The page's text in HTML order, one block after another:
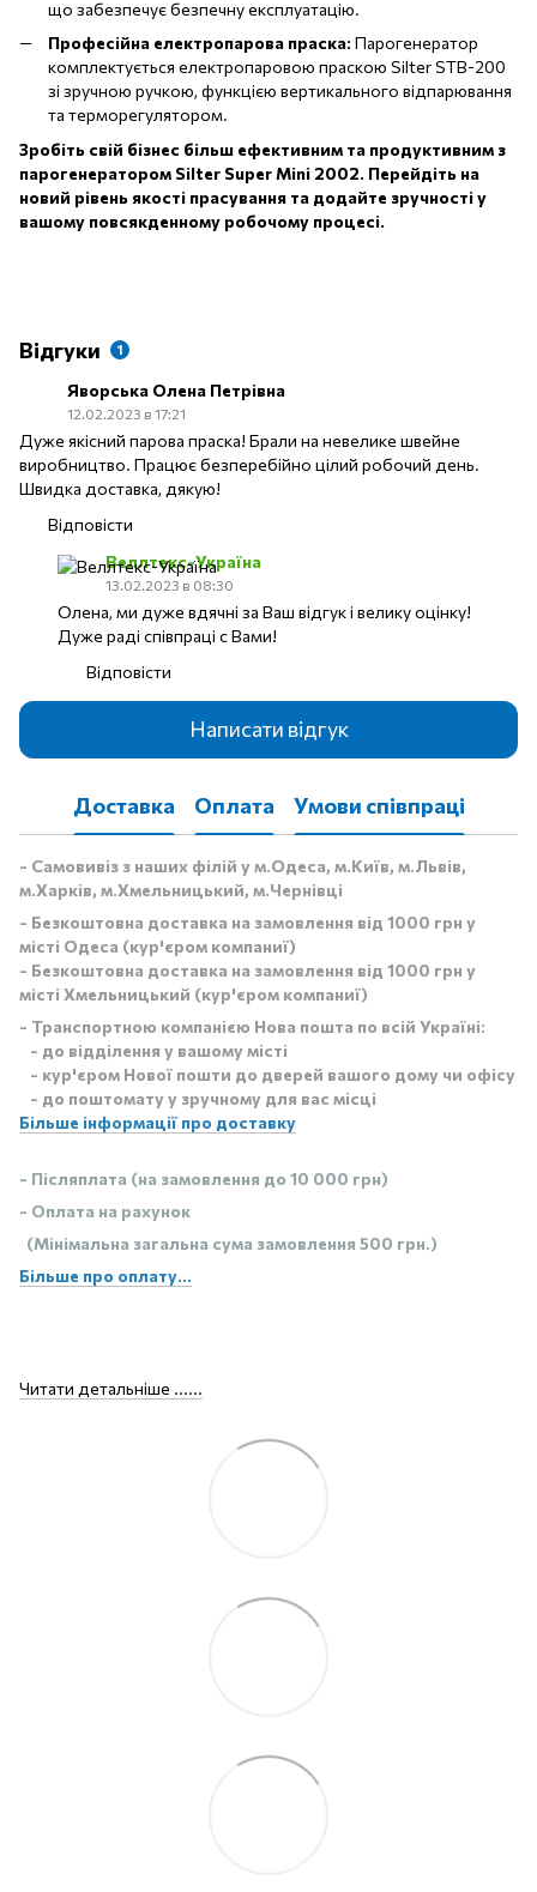
що забезпечує безпечну експлуатацію.
Професійна електропарова праска: Парогенератор
комплектується електропаровою праскою Silter STB-200
зі зручною ручкою, функцією вертикального відпарювання
та терморегулятором.
Зробіть свій бізнес більш ефективним та продуктивним з
парогенератором Silter Super Mini 2002. Перейдіть на
новий рівень якості прасування та додайте зручності у
вашому повсякденному робочому процесі.
Відгуки 1
Яворська Олена Петрівна
12.02.2023 в 17:21
Дуже якісний парова праска! Брали на невелике швейне
виробництво. Працює безперебійно цілий робочий день.
Швидка доставка, дякую!
Відповісти
Веллтекс-Україна
13.02.2023 в 08:30
Олена, ми дуже вдячні за Ваш відгук і велику оцінку!
Дуже раді співпраці с Вами!
Відповісти
Написати відгук
Доставка Оплата Умови співпраці
- Самовивіз з наших філій у м.Одеса, м.Київ, м.Львів,
м.Харків, м.Хмельницький, м.Чернівці
- Безкоштовна доставка на замовлення від 1000 грн у
місті Одеса (кур'єром компаниї)
- Безкоштовна доставка на замовлення від 1000 грн у
місті Хмельницький (кур'єром компаниї)
- Транспортною компанією Нова пошта по всій Україні:
- до відділення у вашому місті
- кур'єром Нової пошти до дверей вашого дому чи офісу
- до поштомату у зручному для вас місці
Більше інформації про доставку
- Післяплата (на замовлення до 10 000 грн)
- Оплата на рахунок
(Мінімальна загальна сума замовлення 500 грн.)
Більше про оплату...
Читати детальніше ......